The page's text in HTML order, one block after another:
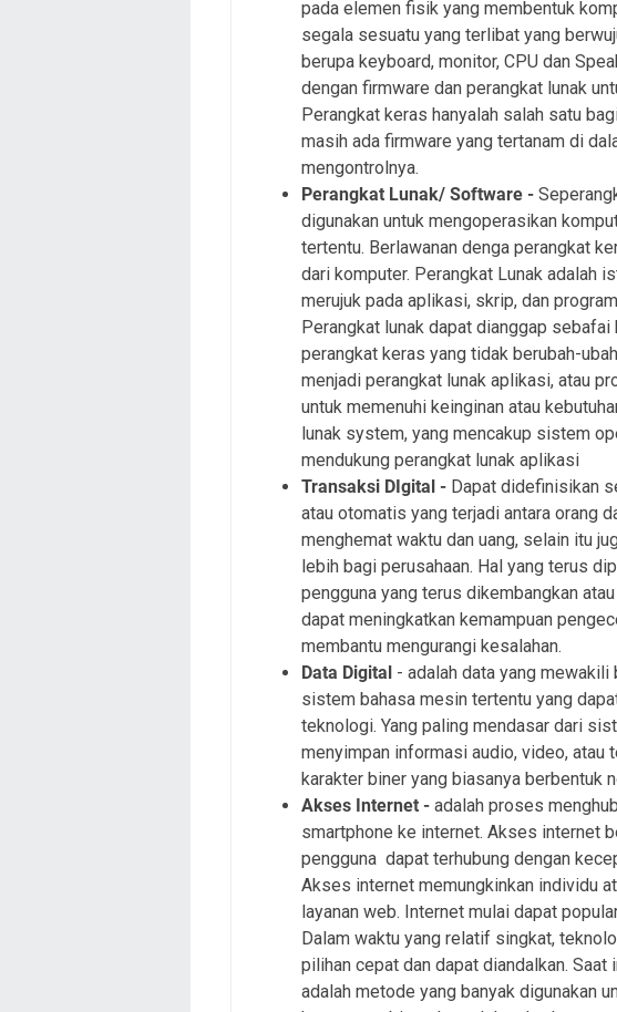
pada elemen fisik yang membentuk
segala sesuatu yang terlibat yang
berupa keyboard, monitor, CPU dan
dengan firmware dan perangkat lunak
Perangkat keras hanyalah salah satu
masih ada firmware yang tertanam di
mengontrolnya.
Perangkat Lunak/ Software -
digunakan untuk mengoperasikan
tertentu. Berlawanan denga perangkat
dari komputer. Perangkat Lunak adalah
merujuk pada aplikasi, skrip, dan
Perangkat lunak dapat dianggap
perangkat keras yang tidak berubah-
menjadi perangkat lunak aplikasi, atau
untuk memenuhi keinginan atau
lunak system, yang mencakup sistem
mendukung perangkat lunak aplikasi
Transaksi DIgital - Dapat didefinisikan
atau otomatis yang terjadi antara orang
menghemat waktu dan uang, selain itu
lebih bagi perusahaan. Hal yang terus
pengguna yang terus dikembangkan
dapat meningkatkan kemampuan
membantu mengurangi kesalahan.
Data Digital - adalah data yang mewakili
sistem bahasa mesin tertentu yang
teknologi. Yang paling mendasar dari
menyimpan informasi audio, video,
karakter biner yang biasanya berbentuk
Akses Internet - adalah proses
smartphone ke internet. Akses internet
pengguna dapat terhubung dengan
Akses internet memungkinkan individu
layanan web. Internet mulai dapat
Dalam waktu yang relatif singkat,
pilihan cepat dan dapat diandalkan.
adalah metode yang banyak digunakan